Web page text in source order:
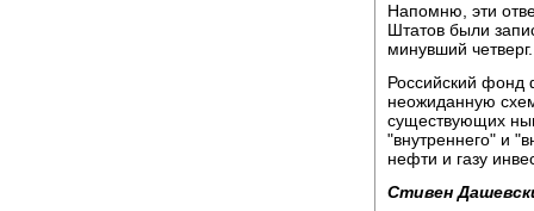
Напомню, эти
Штатов были
минувший четверг.
Российский фонд
неожиданную
существующих
"внутреннего" и
нефти и газу
Стивен